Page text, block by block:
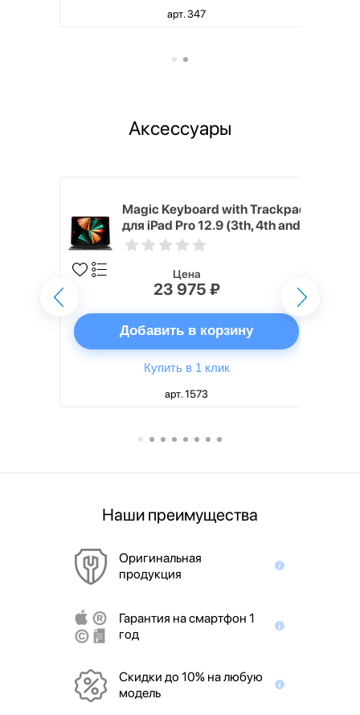
арт. 347
Аксессуары
Magic Keyboard with Trackpad
для iPad Pro 12.9 (3th, 4th and
5th generation) русская,
Цена
23 975 ₽
Добавить в корзину
Купить в 1 клик
арт. 1573
Наши преимущества
Оригинальная
продукция
Гарантия на смартфон 1
год
Скидки до 10% на любую
модель